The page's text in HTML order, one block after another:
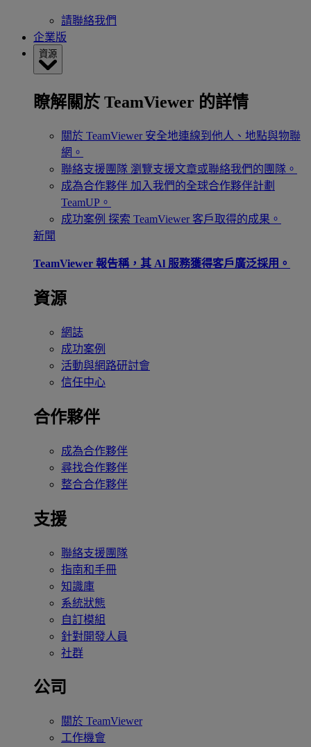
請聯絡我們
企業版
資源
瞭解關於 TeamViewer 的詳情
關於 TeamViewer 安全地連線到他人、地點與物聯
網。
聯絡支援團隊 瀏覽支援文章或聯絡我們的團隊。
成為合作夥伴 加入我們的全球合作夥伴計劃
TeamUP。
成功案例 探索 TeamViewer 客戶取得的成果。
新聞
TeamViewer 報告稱，其 Al 服務獲得客戶廣泛採用。
資源
網誌
成功案例
活動與網路研討會
信任中心
合作夥伴
成為合作夥伴
尋找合作夥伴
整合合作夥伴
支援
聯絡支援團隊
指南和手冊
知識庫
系統狀態
自訂模組
針對開發人員
社群
公司
關於 TeamViewer
工作機會